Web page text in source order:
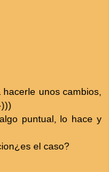
unos cambios,
puntual, lo hace y
el caso?